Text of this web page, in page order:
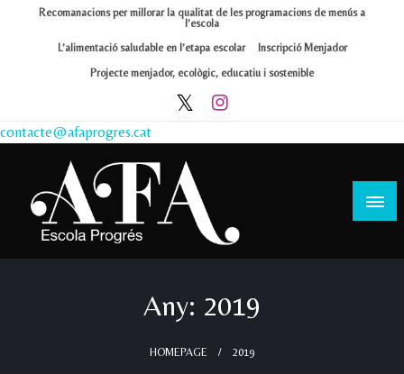
Recomanacions per millorar la qualitat de les programacions de menús a
l’escola
L’alimentació saludable en l’etapa escolar
Inscripció Menjador
Projecte menjador, ecològic, educatiu i sostenible
contacte@afaprogres.cat
Any: 2019
HOMEPAGE 2019